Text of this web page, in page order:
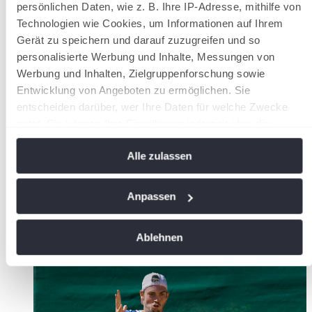
persönlichen Daten, wie z. B. Ihre IP-Adresse, mithilfe von
Technologien wie Cookies, um Informationen auf Ihrem
Gerät zu speichern und darauf zuzugreifen und so
personalisierte Werbung und Inhalte, Messungen von
Werbung und Inhalten, Zielgruppenforschung sowie
Entwicklung von Angeboten zu ermöglichen. Sie
entscheiden darüber, wer Ihre Daten für welche Zwecke
Cookie-Erklärung oder durch Klicken auf das Privacy
Trigger Symbol ändern oder widerrufen
Wenn Sie es erlauben, würden wir auch gerne:
Merkmalen (Fingerprinting) identifizieren
Erfahren Sie mehr darüber, wie Ihre persönlichen Daten
Alle zulassen
Anpassen
Ablehnen
Europe-Junior- und ITF Junior-Tour gemacht.
Tennis-Bundesliga der Damen und Herren